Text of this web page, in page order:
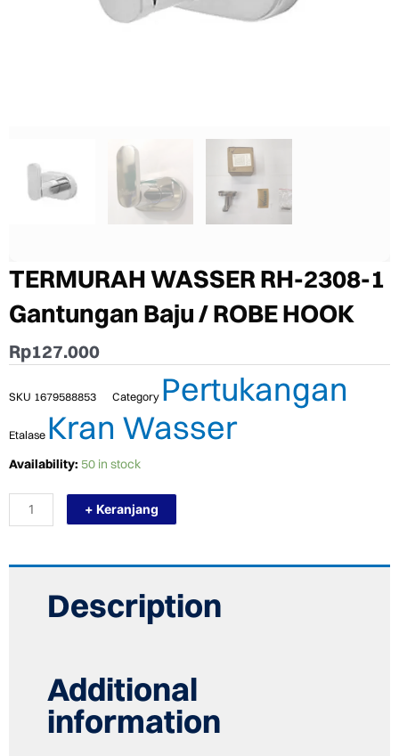
TERMURAH WASSER RH-2308-1
Gantungan Baju / ROBE HOOK
Rp127.000
SKU 1679588853 Category Pertukangan
Etalase Kran Wasser
Availability: 50 in stock
TERMURAH
RH-
2308-
1
+ Keranjang
Description
Additional
information